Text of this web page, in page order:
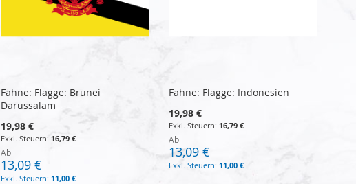
Fahne: Flagge: Brunei
Darussalam
19,98 €
16,79 €
Ab
13,09 €
11,00 €
Fahne: Flagge: Indonesien
19,98 €
16,79 €
Ab
13,09 €
11,00 €